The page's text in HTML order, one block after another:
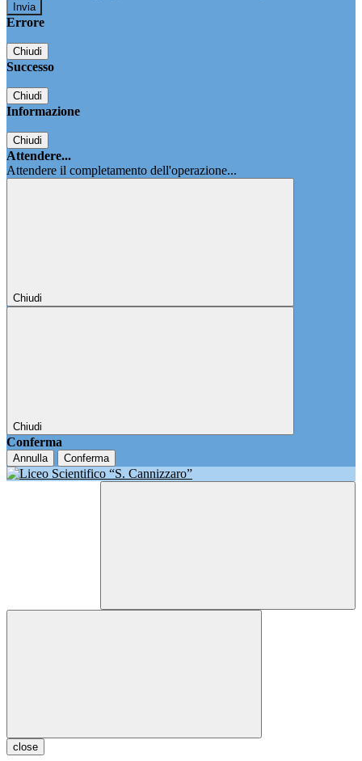
Errore
Chiudi
Successo
Chiudi
Informazione
Chiudi
Attendere...
Attendere il completamento dell'operazione...
Chiudi
Chiudi
Conferma
Annulla Conferma
close